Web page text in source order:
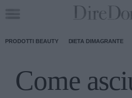
PRODOTTI BEAUTY DIETA DIMAGRANTE
Come